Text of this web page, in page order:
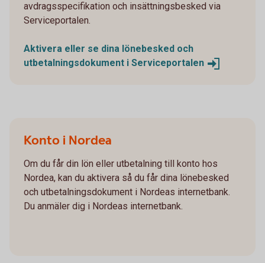
avdragsspecifikation och insättningsbesked via
Serviceportalen.
Aktivera eller se dina lönebesked och
utbetalningsdokument i Serviceportalen
Konto i Nordea
Om du får din lön eller utbetalning till konto hos
Nordea, kan du aktivera så du får dina lönebesked
och utbetalningsdokument i Nordeas internetbank.
Du anmäler dig i Nordeas internetbank.